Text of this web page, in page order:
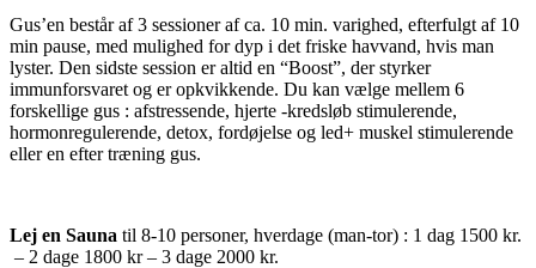
Gus’en består af 3 sessioner af ca. 10 min. varighed, efterfulgt af 10
min pause, med mulighed for dyp i det friske havvand, hvis man
lyster. Den sidste session er altid en “Boost”, der styrker
immunforsvaret og er opkvikkende. Du kan vælge mellem 6
forskellige gus : afstressende, hjerte -kredsløb stimulerende,
hormonregulerende, detox, fordøjelse og led+ muskel stimulerende
eller en efter træning gus.
Lej en Sauna til 8-10 personer, hverdage (man-tor) : 1 dag 1500 kr.
– 2 dage 1800 kr – 3 dage 2000 kr.